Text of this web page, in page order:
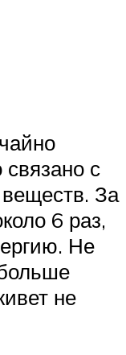
с
За
6 раз,
Не
не